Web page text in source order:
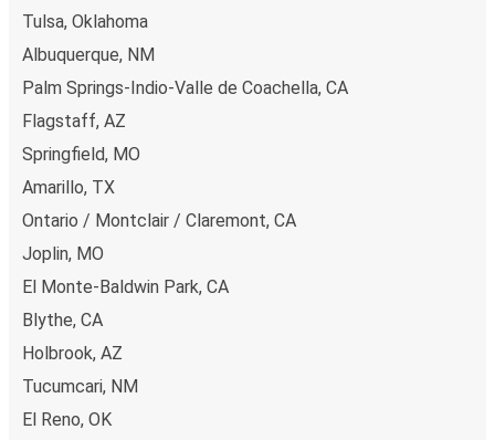
Tulsa, Oklahoma
Albuquerque, NM
Palm Springs-Indio-Valle de Coachella, CA
Flagstaff, AZ
Springfield, MO
Amarillo, TX
Ontario / Montclair / Claremont, CA
Joplin, MO
El Monte-Baldwin Park, CA
Blythe, CA
Holbrook, AZ
Tucumcari, NM
El Reno, OK